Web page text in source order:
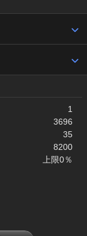
1
3696
35
8200
上限0％